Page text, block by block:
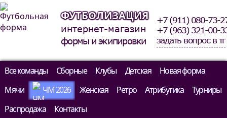
ФУТБОЛИЗАЦИЯ
интернет-магазин
формы и экипировки
+7 (911) 080-73-
+7 (963) 321-00-
задать вопрос в тг
Все команды Сборные Клубы Детская
Новая форма
Мячи
ЧМ 2026 Женская Ретро Атрибутика
Турниры
Распродажа
Контакты